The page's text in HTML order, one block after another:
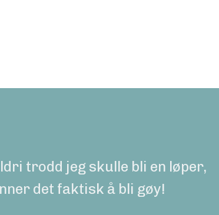
trodd jeg skulle bli en løper,
det faktisk å bli gøy!